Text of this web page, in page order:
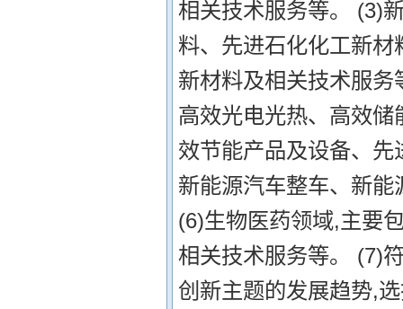
相关技术服务等。 (3)
料、先进石化化工新
新材料及相关技术服
高效光电光热、高效
效节能产品及设备、
新能源汽车整车、新
(6)生物医药领域,主要
相关技术服务等。 (7)
创新主题的发展趋势,